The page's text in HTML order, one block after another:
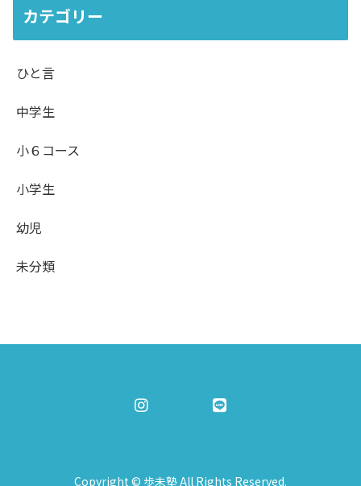
カテゴリー
ひと言
中学生
小６コース
小学生
幼児
未分類
Copyright © 歩未塾 All Rights Reserved.